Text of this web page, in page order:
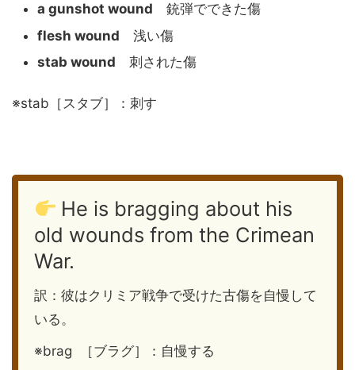
a gunshot wound 銃弾でできた傷
flesh wound 浅い傷
stab wound 刺された傷
※stab［スタブ］：刺す
He is bragging about his
old wounds from the Crimean
War.
訳：彼はクリミア戦争で受けた古傷を自慢して
いる。
※brag ［ブラグ］：自慢する